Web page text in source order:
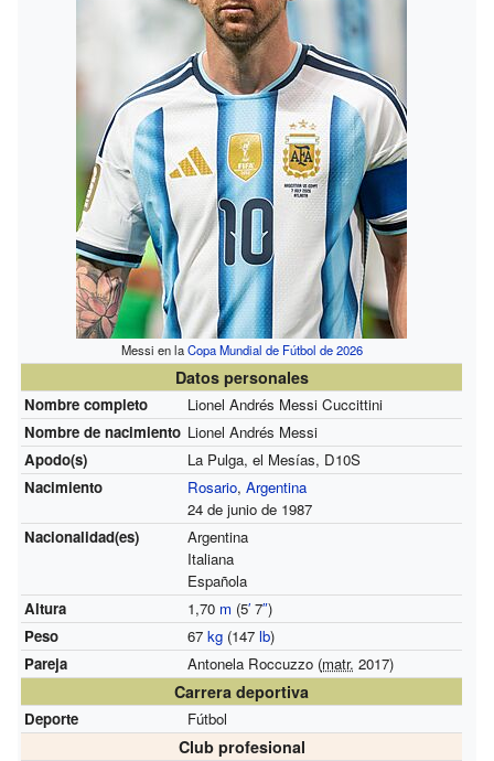
Messi en laCopa Mundial de Fútbol de 2026
Datos personales
Nombre completo
Lionel Andrés Messi Cuccittini
Nombre de nacimiento Lionel Andrés Messi
Apodo(s)
La Pulga, el Mesías, D10S
Nacimiento
Rosario, Argentina
24 de junio de 1987
Nacionalidad(es)
Argentina
Italiana
Española
Altura
1,70 m (5′7″)
Peso
67 kg(147 lb)
Pareja
Antonela Roccuzzo (matr. 2017)
Carrera deportiva
Deporte Fútbol
Club profesional